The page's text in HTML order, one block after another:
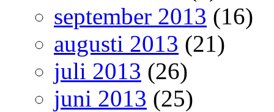
september 2013 (16)
augusti 2013 (21)
juli 2013 (26)
juni 2013 (25)